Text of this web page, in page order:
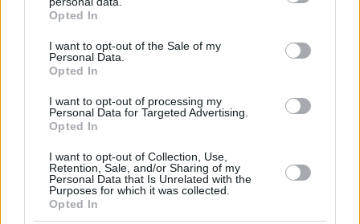
grant or deny consent to Google and its third-party tags to
use your data for below specified purposes in below Google
consent section.
Opted In
I want to opt-out of the Sale of my
Personal Data.
Opted In
I want to opt-out of processing my
Personal Data for Targeted Advertising.
Opted In
I want to opt-out of Collection, Use,
Retention, Sale, and/or Sharing of my
Personal Data that Is Unrelated with the
Purposes for which it was collected.
Opted In
ΠΡΟΣΘΗΚΗ ΣΧΟΛΙΟΥ
Και ο δούκας σας
22.02.2022, 06:22
Ηλίθιοι δεξιοί φαρσί μιλούσε τα Αγγλικά αλλά
Βούδα σας .Σταδιαλα.
ΑΠΑΝΤΗΣΗ
21.02.2022, 23:04
Πιο ξύλινη γλώσσα και πιο μεγάλες ποσότητες